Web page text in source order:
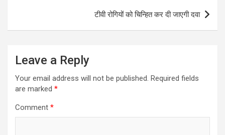
टीवी रोगियों को चिन्हित कर दी जाएगी दवा
Leave a Reply
Your email address will not be published. Required fields
are marked *
Comment *